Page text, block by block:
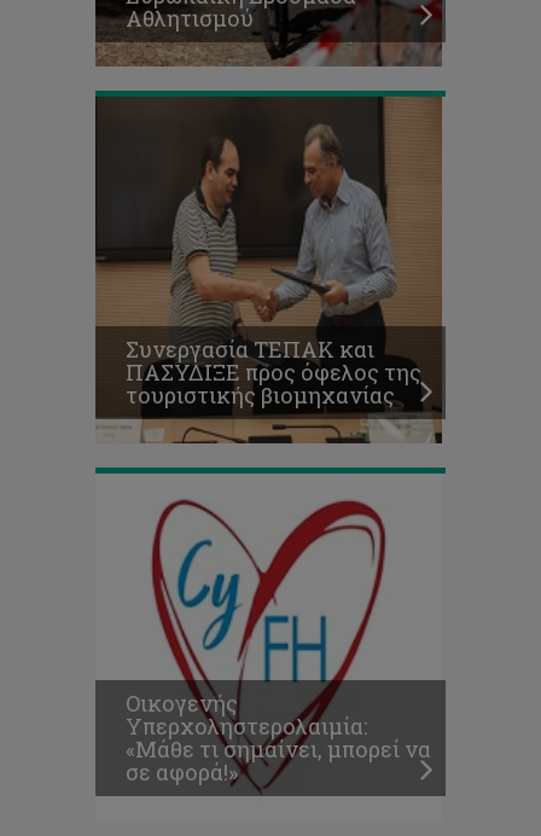
Αθλητισμού
τουριστικής
βιομηχανίας
Συνεργασία TEΠΑΚ και
ΠΑΣΥΔΙΞΕ προς όφελος της
τουριστικής βιομηχανίας
Οικογενής
Υπερχοληστερολαιμία:
«Μάθε
σημαίνει,
μπορεί
να
σε
αφορά!»
Οικογενής
Υπερχοληστερολαιμία:
«Μάθε τι σημαίνει, μπορεί να
σε αφορά!»